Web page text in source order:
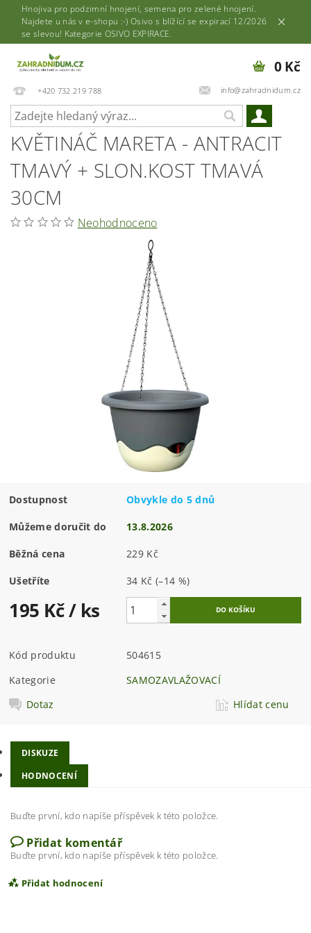
Hnojiva pro podzimní hnojení, semena pro zelené hnojení.
Najdete u nás v e-shopu :-) Osivo s blížící se expirací 12/2026
se slevou! Kategorie OSIVO EXPIRACE.
+420 732 219 788 info@zahradnidum.cz
0 Kč
KVĚTINÁČ MARETA - ANTRACIT
TMAVÝ + SLON.KOST TMAVÁ
30CM
Neohodnoceno
Dostupnost Obvykle do 5 dnů
Můžeme doručit do 13.8.2026
Běžná cena 229 Kč
Ušetříte 34 Kč(–14 %)
195 Kč/ ks
Kód produktu
504615
Kategorie
SAMOZAVLAŽOVACÍ
Dotaz
Hlídat cenu
DISKUZE
HODNOCENÍ
Buďte první, kdo napíše příspěvek k této položce.
Přidat komentář
Buďte první, kdo napíše příspěvek k této položce.
Přidat hodnocení